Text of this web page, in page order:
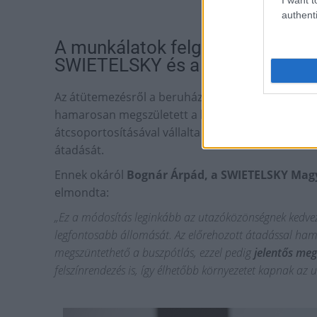
A munkálatok felgyorsításáról
SWIETELSKY és a BKV
Az átütemezésről a beruházó BKV Zrt. és a BKK
hamarosan megszületett a közös megállapodás:
átcsoportosításával vállalta a Deák Ferenc tér
átadását.
Ennek okáról Bognár Árpád, a SWIETELSKY
elmondta:
„Ez a módosítás leginkább az utazóközönségnek
legfontosabb állomását. Az előrehozott átadással
megszüntethető a buszpótlás, ezzel pedig jelentős
felszínrendezés is, így élhetőbb környezetet kapnak az